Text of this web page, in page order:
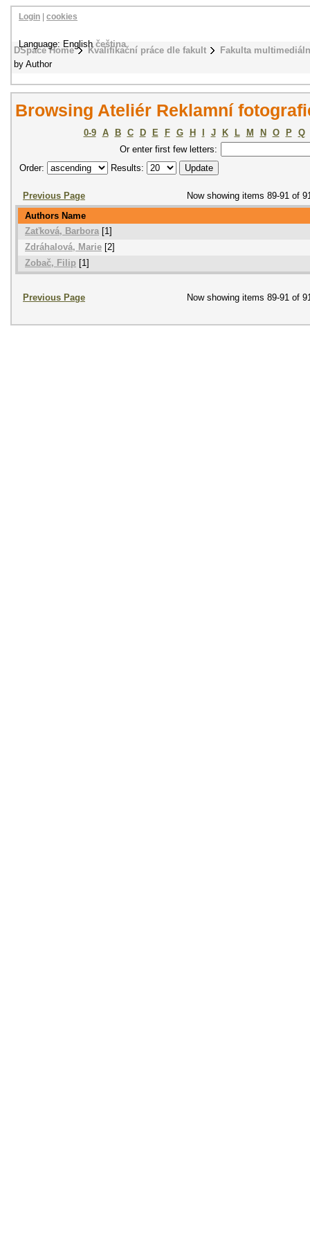
DSpace Home Kvalifikační práce dle fakult
Fakulta
by Author
Login cookies
Language: Englishčeština
Browsing Ateliér Reklamní
0-9 A B C D E F G H J K L M N O P
Q
Or enter first few letters:
Order:
Results:
Previous Page
Now showing items 89-91 of
Authors Name
Zaťková, Barbora [1]
Zdráhalová, Marie [2]
Zobač, Filip [1]
Previous Page Now showing items 89-91 of